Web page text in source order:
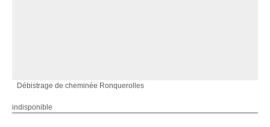
Débistrage de cheminée Ronquerolles
indisponible